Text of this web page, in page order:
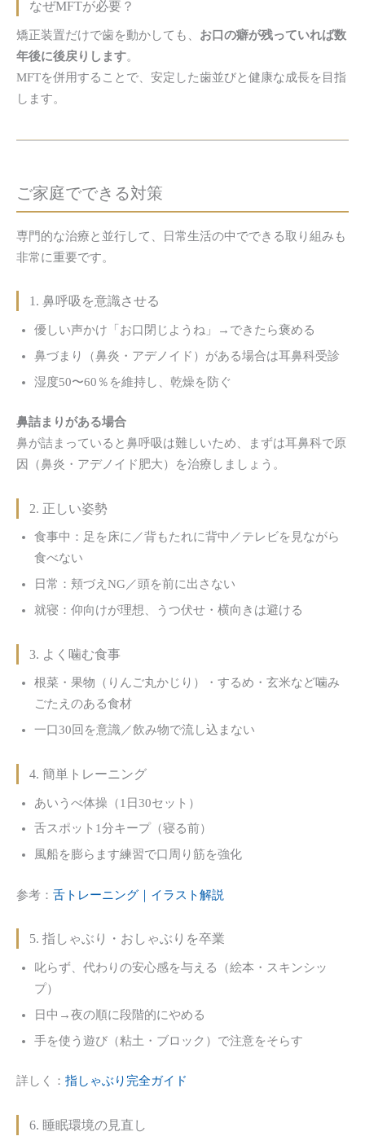
なぜMFTが必要？
矯正装置だけで歯を動かしても、 お口の癖が残っていれば数
年後に後戻りします。
MFTを併用することで、安定した歯並びと健康な成長を目指
します。
ご家庭でできる対策
専門的な治療と並行して、日常生活の中でできる取り組みも
非常に重要です。
1. 鼻呼吸を意識させる
優しい声かけ「お口閉じようね」→できたら褒める
鼻づまり（鼻炎・アデノイド）がある場合は耳鼻科受診
湿度50〜60％を維持し、乾燥を防ぐ
鼻詰まりがある場合
鼻が詰まっていると鼻呼吸は難しいため、まずは耳鼻科で原
因（鼻炎・アデノイド肥大）を治療しましょう。
2. 正しい姿勢
食事中：足を床に／背もたれに背中／テレビを見ながら
食べない
日常：頬づえNG／頭を前に出さない
就寝：仰向けが理想、うつ伏せ・横向きは避ける
3. よく噛む食事
根菜・果物（りんご丸かじり）・するめ・玄米など噛み
ごたえのある食材
一口30回を意識／飲み物で流し込まない
4. 簡単トレーニング
あいうべ体操（1日30セット）
舌スポット1分キープ（寝る前）
風船を膨らます練習で口周り筋を強化
参考： 舌トレーニング｜イラスト解説
5. 指しゃぶり・おしゃぶりを卒業
叱らず、代わりの安心感を与える（絵本・スキンシッ
プ）
日中→夜の順に段階的にやめる
手を使う遊び（粘土・ブロック）で注意をそらす
詳しく： 指しゃぶり完全ガイド
6. 睡眠環境の見直し